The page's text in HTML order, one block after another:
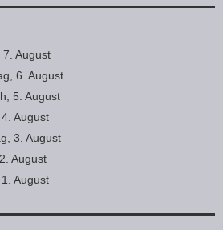
August
6. August
5. August
August
3. August
August
August